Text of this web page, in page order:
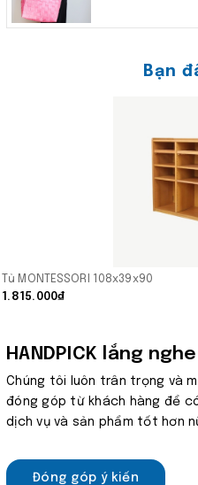
Bạn
Tủ MONTESSORI 108x39x90
1.815.000₫
HANDPICK lắng
Chúng tôi luôn trân trọng và
đóng góp từ khách hàng để
dịch vụ và sản phẩm tốt hơn
Đóng góp ý kiến